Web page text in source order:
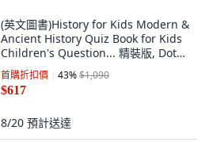
(英文圖書)History for Kids Modern &
Ancient History Quiz Book for Kids
Children's Question... 精裝版, Dot
Edu, 英文
首購折扣價 43%$1,090
$617
8/20 預計送達